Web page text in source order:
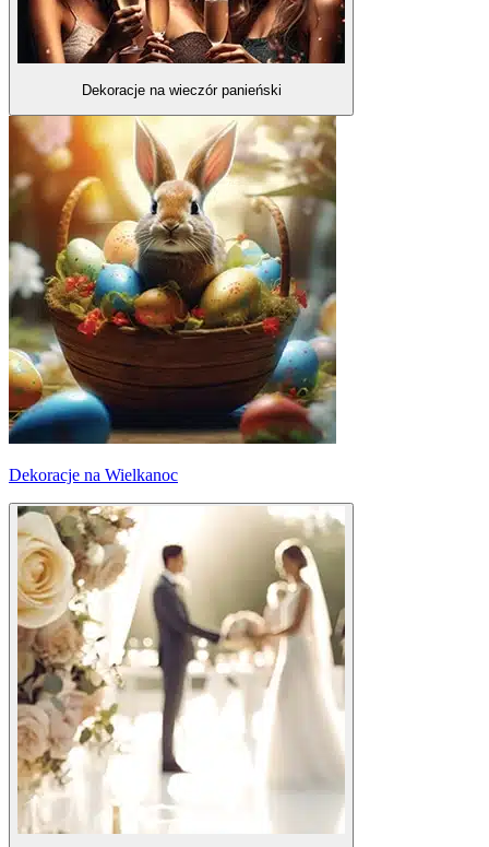
Dekoracje na wieczór panieński
Dekoracje na Wielkanoc